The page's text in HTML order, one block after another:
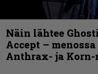
Näin lähtee
Accept –
Anthrax- ja